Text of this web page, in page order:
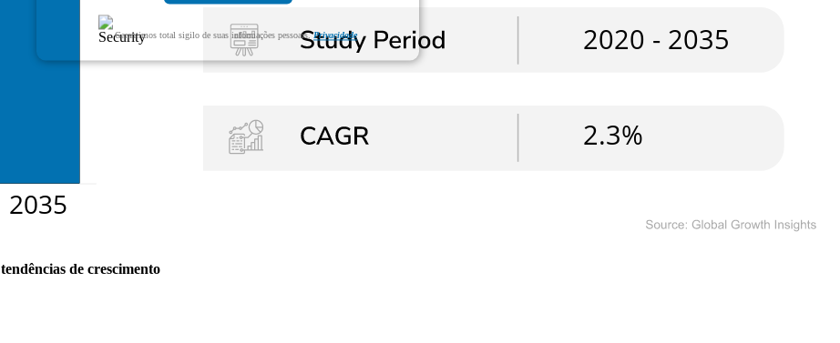
Garantimos total sigilo de suas informações pessoais.Privacidade
tendências de crescimento